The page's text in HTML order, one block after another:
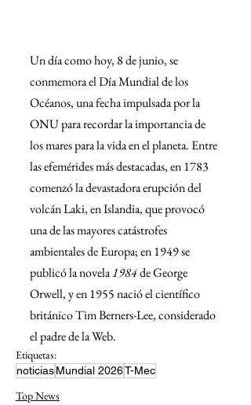
Un día como hoy, 8 de junio, se
conmemora el Día Mundial de los
Océanos, una fecha impulsada por la
ONU para recordar la importancia de
los mares para la vida en el planeta. Entre
las efemérides más destacadas, en 1783
comenzó la devastadora erupción del
volcán Laki, en Islandia, que provocó
una de las mayores catástrofes
ambientales de Europa; en 1949 se
publicó la novela 1984 de George
Orwell, y en 1955 nació el científico
británico Tim Berners-Lee, considerado
el padre de la Web.
Etiquetas:
noticiasMundial 2026T-Mec
Top News